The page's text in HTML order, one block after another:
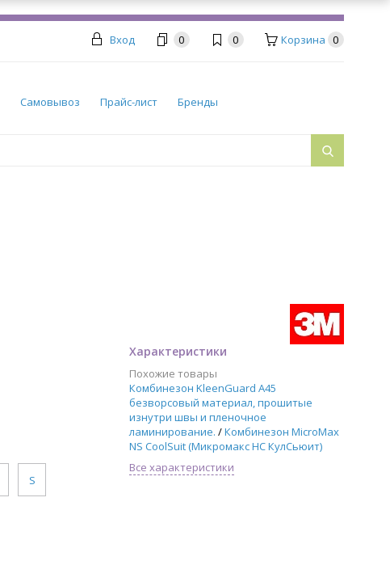
Вход 0 0 Корзина 0
Самовывоз Прайс-лист Бренды
S
Характеристики
Похожие товары
Комбинезон KleenGuard A45
безворсовый материал, прошитые
изнутри швы и пленочное
ламинирование. /Комбинезон MicroMax
NS CoolSuit (Микромакс НС КулСьюит)
Все характеристики